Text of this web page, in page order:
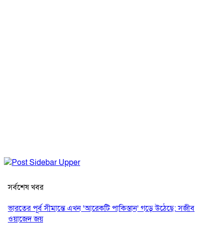
সর্বশেষ খবর
ভারতের পূর্ব সীমান্তে এখন ‘আরেকটি পাকিস্তান’ গড়ে উঠেছে: সজীব
ওয়াজেদ জয়